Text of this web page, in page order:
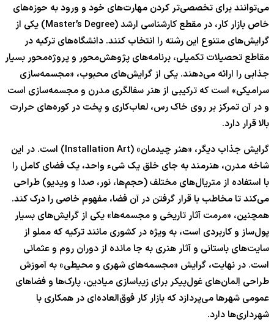
می‌توانند برای تخصصی‌تر کردن مهارت‌های خود و ورود به حوزه‌های
خاص بازار کار، در مقطع کارشناسی ارشد (Master’s Degree) یکی از
گرایش‌های متنوع این رشته را انتخاب کنند. دانشگاه‌های ترکیه در
مقاطع تحصیلات تکمیلی، برنامه‌های پژوهش‌محور و پروژه‌محور بسیار
جذابی را ارائه می‌دهند. یکی از گرایش‌های محبوب، «مجسمه‌سازی
سرامیکی» است که ترکیبی از هنر سفالگری مدرن و مجسمه‌سازی است
و در آن تمرکز بر روی خاک رس، لعاب‌کاری و پخت در کوره‌های حرارت
بالا قرار دارد.
گرایش جذاب دیگر، «هنر چیدمان» (Installation Art) است. در این
شاخه مدرن، هنرمند به جای خلق یک شیء واحد، یک فضای کامل را
با استفاده از متریال‌های مختلف (حجم‌ها، نور، صدا و ویدیو) طراحی
می‌کند تا مخاطب با قرار گرفتن در آن فضا، مفهوم خاصی را درک کند.
همچنین، «مرمت آثار تاریخی و مجسمه‌ها» یکی از گرایش‌های بسیار
پول‌ساز و کاربردی است، به ویژه در کشوری مانند ترکیه که مملو از
سایت‌های باستانی و آثار هنری به جا مانده از دوران روم و عثمانی
است. در نهایت، گرایش «مجسمه‌های شهری و محیطی» به آموزش
طراحی اِلمان‌های غول‌پیکر برای زیباسازی میادین، پارک‌ها و فضاهای
عمومی شهرها می‌پردازد که بازار کار فوق‌العاده‌ای در همکاری با
شهرداری‌ها دارد.